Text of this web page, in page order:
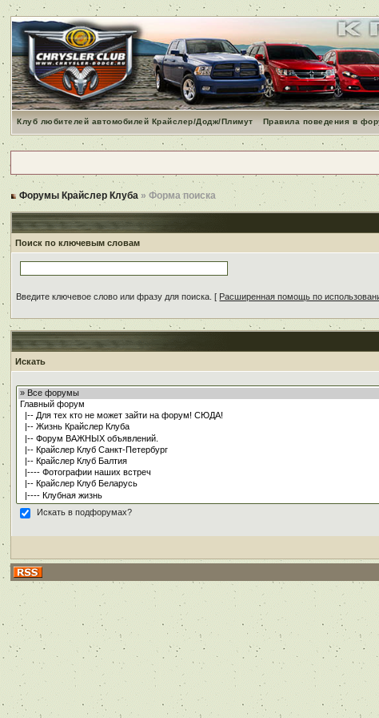
Клуб любителей автомобилей Крайслер/Додж/Плимут Правила поведения в
Форумы Крайслер Клуба » Форма поиска
Поиск по ключевым словам
Введите ключевое слово или фразу для поиска. [ Расширенная помощь по
Искать
Искать в подфорумах?